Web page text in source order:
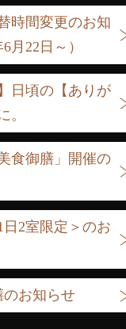
時間変更のお知
22日～）
日頃の【ありが
。
食御膳」開催の
2室限定＞のお
お知らせ